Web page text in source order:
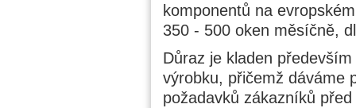
komponentů na
350 - 500 oken měsíčně,
Důraz je kladen
výrobku, přičemž dáváme
požadavků zákazníků